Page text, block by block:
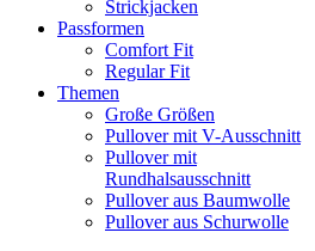
Strickjacken
Passformen
Comfort Fit
Regular Fit
Themen
Große Größen
Pullover mit V-Ausschnitt
Pullover mit
Rundhalsausschnitt
Pullover aus Baumwolle
Pullover aus Schurwolle